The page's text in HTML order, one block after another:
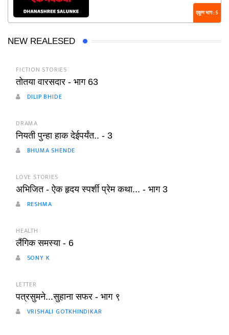
एकूण भाग : 5
NEW REALESED
FICTION STORIES
तोतया वारसदार - भाग 63
DILIP BHIDE
DRAMA
नियती पुन्हा हाक देईपर्यंत.. - 3
BHUMA SHENDE
LOVE STORIES
अभिजित - ऐक हृदय स्पर्शी प्रेम कथा... - भाग 3
RESHMA
HEALTH
लैंगिक समस्या - 6
SONY K
LETTER
पत्रसुमने...सुहाना सफर - भाग ९
VRISHALI GOTKHINDIKAR